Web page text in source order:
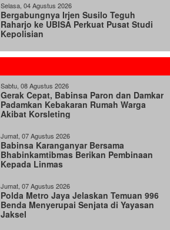
Selasa, 04 Agustus 2026
Bergabungnya Irjen Susilo Teguh
Raharjo ke UBISA Perkuat Pusat Studi
Kepolisian
Sabtu, 08 Agustus 2026
Gerak Cepat, Babinsa Paron dan Damkar
Padamkan Kebakaran Rumah Warga
Akibat Korsleting
Jumat, 07 Agustus 2026
Babinsa Karanganyar Bersama
Bhabinkamtibmas Berikan Pembinaan
Kepada Linmas
Jumat, 07 Agustus 2026
Polda Metro Jaya Jelaskan Temuan 996
Benda Menyerupai Senjata di Yayasan
Jaksel